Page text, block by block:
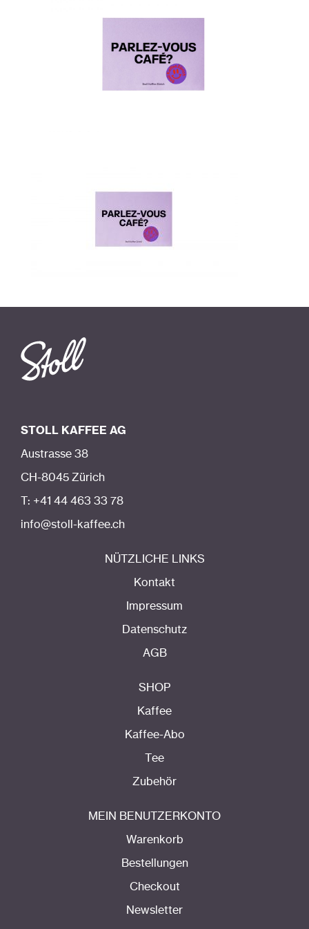
STOLL KAFFEE AG
Austrasse 38
CH-8045 Zürich
T: +41 44 463 33 78
info@stoll-kaffee.ch
NÜTZLICHE LINKS
Kontakt
Impressum
Datenschutz
AGB
SHOP
Kaffee
Kaffee-Abo
Tee
Zubehör
MEIN BENUTZERKONTO
Warenkorb
Bestellungen
Checkout
Newsletter